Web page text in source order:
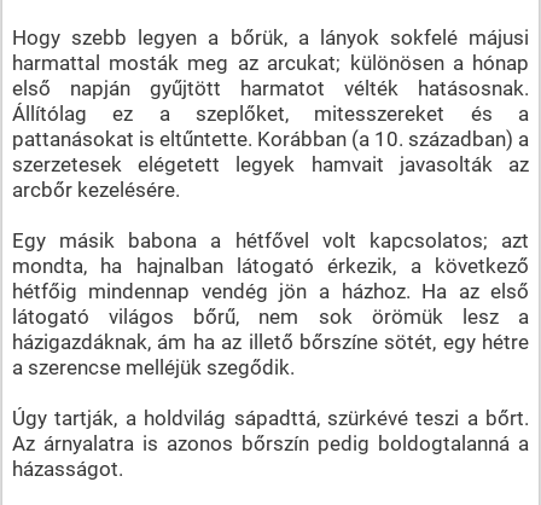
Hogy szebb legyen a bőrük, a lányok sokfelé májusi
harmattal mosták meg az arcukat; különösen a hónap
első napján gyűjtött harmatot vélték hatásosnak.
Állítólag ez a szeplőket, mitesszereket és a
pattanásokat is eltűntette. Korábban (a 10. században) a
szerzetesek elégetett legyek hamvait javasolták az
arcbőr kezelésére.
Egy másik babona a hétfővel volt kapcsolatos; azt
mondta, ha hajnalban látogató érkezik, a következő
hétfőig mindennap vendég jön a házhoz. Ha az első
látogató világos bőrű, nem sok örömük lesz a
házigazdáknak, ám ha az illető bőrszíne sötét, egy hétre
a szerencse melléjük szegődik.
Úgy tartják, a holdvilág sápadttá, szürkévé teszi a bőrt.
Az árnyalatra is azonos bőrszín pedig boldogtalanná a
házasságot.